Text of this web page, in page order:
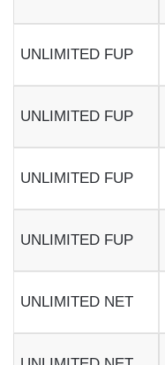
UNLIMITED FUP
UNLIMITED FUP
UNLIMITED FUP
UNLIMITED FUP
UNLIMITED NET